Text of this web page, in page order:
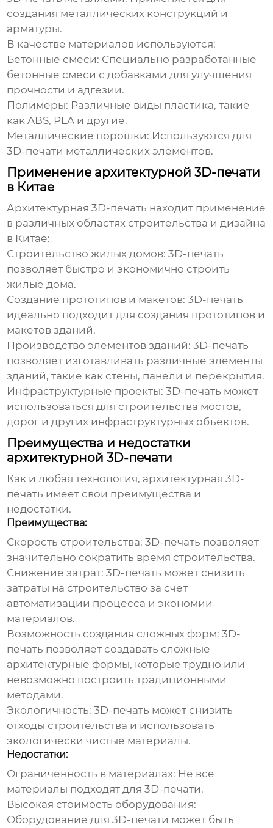
создания металлических конструкций и
арматуры.
В качестве материалов используются:
Бетонные смеси: Специально разработанные
бетонные смеси с добавками для улучшения
прочности и адгезии.
Полимеры: Различные виды пластика, такие
как ABS, PLA и другие.
Металлические порошки: Используются для
3D-печати металлических элементов.
Применение архитектурной 3D-печати
в Китае
Архитектурная 3D-печать находит применение
в различных областях строительства и дизайна
в Китае:
Строительство жилых домов: 3D-печать
позволяет быстро и экономично строить
жилые дома.
Создание прототипов и макетов: 3D-печать
идеально подходит для создания прототипов и
макетов зданий.
Производство элементов зданий: 3D-печать
позволяет изготавливать различные элементы
зданий, такие как стены, панели и перекрытия.
Инфраструктурные проекты: 3D-печать может
использоваться для строительства мостов,
дорог и других инфраструктурных объектов.
Преимущества и недостатки
архитектурной 3D-печати
Как и любая технология, архитектурная 3D-
печать имеет свои преимущества и
недостатки.
Преимущества:
Скорость строительства: 3D-печать позволяет
значительно сократить время строительства.
Снижение затрат: 3D-печать может снизить
затраты на строительство за счет
автоматизации процесса и экономии
материалов.
Возможность создания сложных форм: 3D-
печать позволяет создавать сложные
архитектурные формы, которые трудно или
невозможно построить традиционными
методами.
Экологичность: 3D-печать может снизить
отходы строительства и использовать
экологически чистые материалы.
Недостатки:
Ограниченность в материалах: Не все
материалы подходят для 3D-печати.
Высокая стоимость оборудования:
Оборудование для 3D-печати может быть